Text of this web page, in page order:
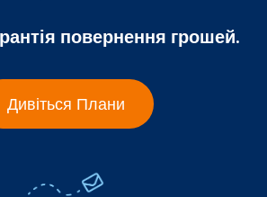
повернення грошей.
Дивіться Плани